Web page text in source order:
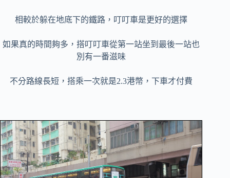
相較於躲在地底下的鐵路，叮叮車是更好的選擇
如果真的時間夠多，搭叮叮車從第一站坐到最後一站也
別有一番滋味
不分路線長短，搭乘一次就是2.3港幣，下車才付費